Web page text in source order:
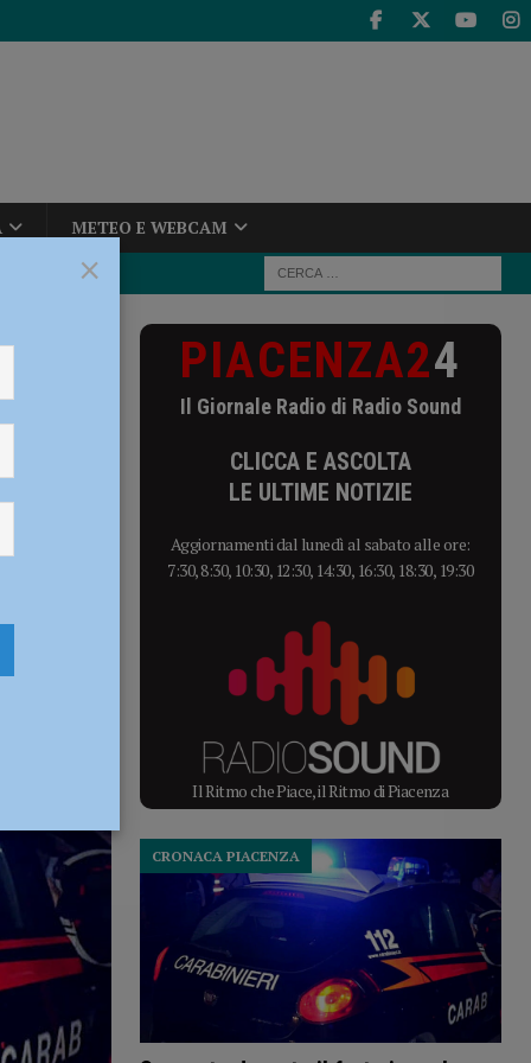
METEO E WEBCAM
e altri
PIACENZA24
Il Giornale Radio di Radio Sound
CLICCA E ASCOLTA
LE ULTIME NOTIZIE
Aggiornamenti dal lunedì al sabato alle ore:
7:30, 8:30, 10:30, 12:30, 14:30, 16:30, 18:30, 19:30
Il Ritmo che Piace, il Ritmo di Piacenza
CRONACA PIACENZA
×